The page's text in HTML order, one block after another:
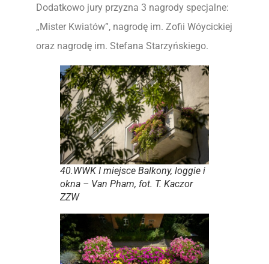
Dodatkowo jury przyzna 3 nagrody specjalne:
„Mister Kwiatów”, nagrodę im. Zofii Wóycickiej
oraz nagrodę im. Stefana Starzyńskiego.
40.WWK I miejsce Balkony, loggie i
okna – Van Pham, fot. T. Kaczor
ZZW